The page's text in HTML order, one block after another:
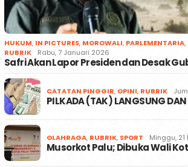
HUKUM, IN PICTURES, MOROWALI, PARLEMENTARIA,
RUBRIK
Rabu, 7 Januari 2026
Safri Akan Lapor Presiden dan Desak
CATATAN PINGGIR, OPINI, RUBRIK
PILKADA (TAK) LANGSUNG
OLAHRAGA, RUBRIK, SPORT Minggu,
Musorkot Palu; Dibuka Wali